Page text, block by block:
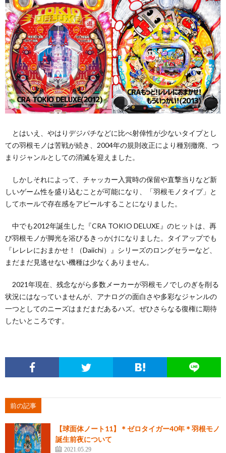
とはいえ、やはりデジパチなどに比べ射倖性が少ないタイプとし
ての羽根モノは苦戦が続き、2004年の規則改正により種別撤廃、つ
まりジャンルとしての消滅を迎えました。
しかしそれによって、チャッカー入賞時の保留や直撃当りなど新
しいゲーム性を盛り込むことが可能になり、「羽根モノタイプ」と
してホールで存在感をアピールすることになりました。
中でも2012年誕生した『CRA TOKIO DELUXE』のヒットは、再
び羽根モノが脚光を浴びるきっかけになりました。タイアップでも
『レレレにおまかせ！（Daiichi）』シリーズのロングセラーなど、
まだまだ見逃せない機種は少なくありません。
2021年現在、残念ながら多数メーカーが羽根モノでしのぎを削る
状況にはなっていませんが、アナログの面白さや多彩なジャンルの
一つとしてのニーズはまだまだあるハズ。ぜひさらなる復権に期待
したいところです。
前の記事
【球面体ノート11】＊ゼロタイガー40年＊羽根モノ
誕生前夜について
2021.05.29